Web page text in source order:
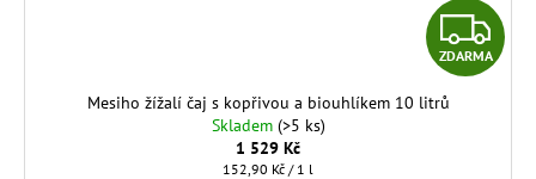
Z
D
ZDARMA
Mesiho žížalí čaj s kopřivou a biouhlíkem 10 litrů
Skladem (>5 ks)
1 529 Kč
Měrná
152,90 Kč / 1 l